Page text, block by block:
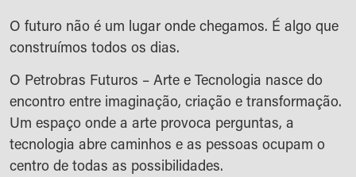
O futuro não é um lugar onde chegamos. É algo que
construímos todos os dias.
O Petrobras Futuros – Arte e Tecnologia nasce do
encontro entre imaginação, criação e transformação.
Um espaço onde a arte provoca perguntas, a
tecnologia abre caminhos e as pessoas ocupam o
centro de todas as possibilidades.